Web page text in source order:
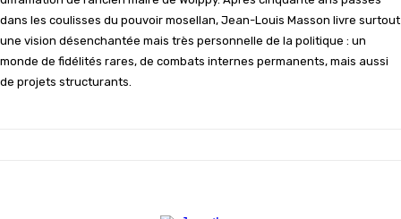
dans les coulisses du pouvoir mosellan, Jean-Louis Masson livre surtout
une vision désenchantée mais très personnelle de la politique : un
monde de fidélités rares, de combats internes permanents, mais aussi
de projets structurants.